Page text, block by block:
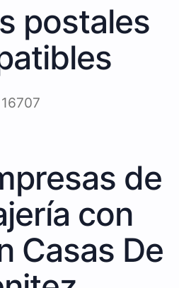
postales
16707
de
con
Casas De